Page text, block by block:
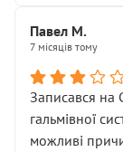
Павел М.
7 місяців тому
Записався на
гальмівної
можливі